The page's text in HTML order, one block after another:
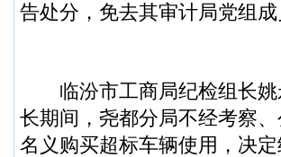
告处分，免去其审计局党组
临汾市工商局纪检组长姚
长期间，尧都分局不经考察
名义购买超标车辆使用，决